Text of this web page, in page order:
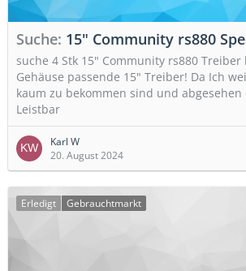
Suche 15" Community rs880
suche 4 Stk 15" Community rs880
Gehäuse passende 15" Treiber! Da Ich
kaum zu bekommen sind und
Leistbar
Karl W
20. August 2024
Erledigt Gebrauchtmarkt